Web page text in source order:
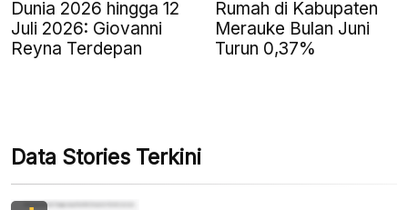
Dunia 2026 hingga 12
Juli 2026: Giovanni
Reyna Terdepan
Rumah di Kabupaten
Merauke Bulan Juni
Turun 0,37%
Data Stories Terkini